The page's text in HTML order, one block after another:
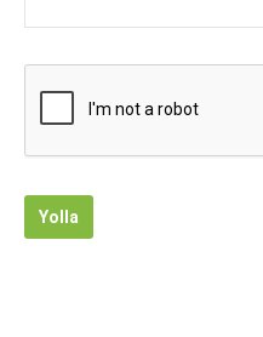
Yolla